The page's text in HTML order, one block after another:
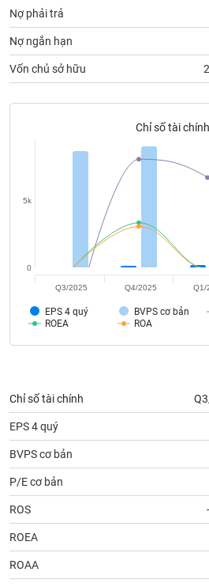
Nợ phải trả
Nợ ngắn hạn
Vốn chủ sở hữu
Chỉ số tài chính
EPS 4 quý BVPS cơ bản
ROEA
ROA
0
5k
Q3/2025 Q4/2025 Q1/
Chỉ số tài chính
EPS 4 quý
BVPS cơ bản
P/E cơ bản
ROS
ROEA
ROAA
Sách
tài
chính
thông
liệu
tài
chính